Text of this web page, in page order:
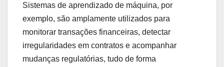
Sistemas de aprendizado de máquina, por
exemplo, são amplamente utilizados para
monitorar transações financeiras, detectar
irregularidades em contratos e acompanhar
mudanças regulatórias, tudo de forma